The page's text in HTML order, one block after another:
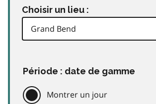
Choisir un lieu :
Période : date de gamme
Montrer un jour